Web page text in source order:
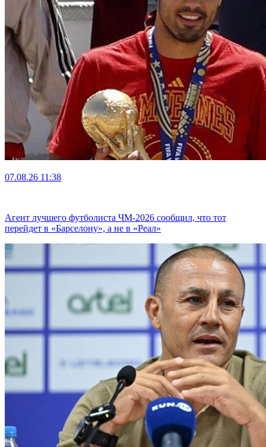
07.08.26 11:38
Агент лучшего футболиста ЧМ-2026 cообщил, что тот
перейдет в «Барселону», а не в «Реал»